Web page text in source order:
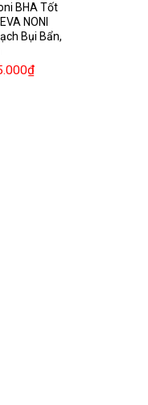
tại
là:
95.000₫.
BHA Tốt
NONI
Bụi Bẩn,
₫Giá